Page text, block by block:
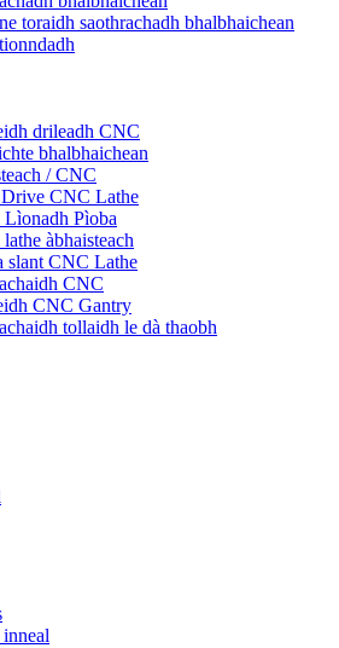
toraidh saothrachadh bhalbhaichean
drileadh CNC
bhalbhaichean
/ CNC
CNC Lathe
Lìonadh Pìoba
àbhaisteach
slant CNC Lathe
CNC
CNC Gantry
tollaidh le dà thaobh